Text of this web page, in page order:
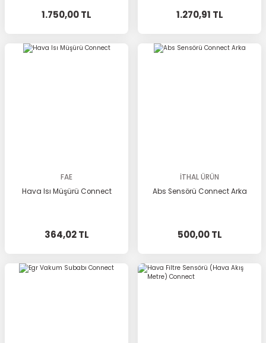
1.750,00 TL 1.270,91 TL
FAE
Hava Isı Müşürü Connect
364,02 TL
İTHAL ÜRÜN
Abs Sensörü Connect Arka
500,00 TL